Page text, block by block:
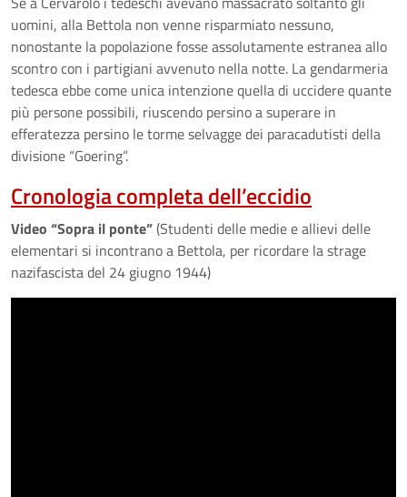
uomini, alla Bettola non venne risparmiato nessuno,
nonostante la popolazione fosse assolutamente estranea allo
scontro con i partigiani avvenuto nella notte. La gendarmeria
tedesca ebbe come unica intenzione quella di uccidere quante
più persone possibili, riuscendo persino a superare in
efferatezza persino le torme selvagge dei paracadutisti della
divisione “Goering”.
Cronologia completa dell’eccidio
Video “Sopra il ponte”(Studenti delle medie e allievi delle
elementari si incontrano a Bettola, per ricordare la strage
nazifascista del 24 giugno 1944)